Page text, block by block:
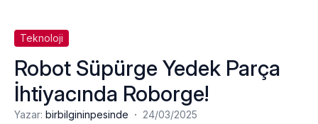
Teknoloji
Robot Süpürge Yedek Parça
İhtiyacında Roborge!
Yazar: birbilgininpesinde · 24/03/2025